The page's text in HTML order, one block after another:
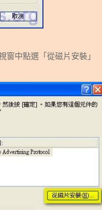
窗中點選「從磁片安裝」